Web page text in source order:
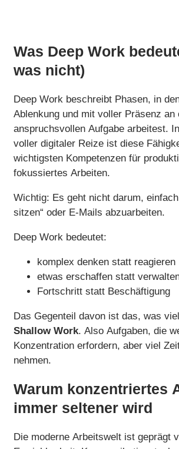
Was Deep Work
was nicht)
Deep Work beschreibt Phasen, in
Ablenkung und mit voller Präsenz an
anspruchsvollen Aufgabe arbeitest.
voller digitaler Reize ist diese
wichtigsten Kompetenzen für
fokussiertes Arbeiten.
Wichtig: Es geht nicht darum,
sitzen“ oder E-Mails abzuarbeiten.
Deep Work bedeutet:
komplex denken statt reagieren
etwas erschaffen statt
Fortschritt statt Beschäftigung
Das Gegenteil davon ist das, was
Shallow Work. Also Aufgaben, die
Konzentration erfordern, aber viel
nehmen.
Warum konzentriertes
immer seltener wird
Die moderne Arbeitswelt ist geprägt